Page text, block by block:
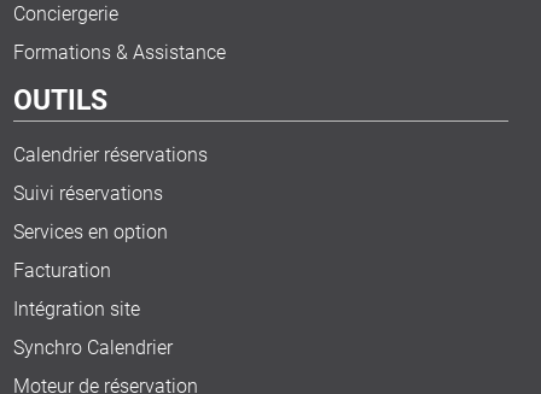
Conciergerie
Formations & Assistance
OUTILS
Calendrier réservations
Suivi réservations
Services en option
Facturation
Intégration site
Synchro Calendrier
Moteur de réservation